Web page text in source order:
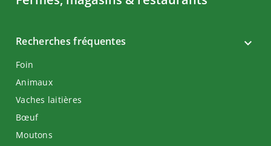
Recherches fréquentes
Foin
Animaux
Vaches laitières
Bœuf
Moutons